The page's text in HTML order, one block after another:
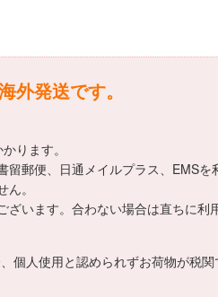
発送です。
ります。
郵便、日通メイルプラス、EMSを
。
います。合わない場合は直ちに利
人使用と認められずお荷物が税